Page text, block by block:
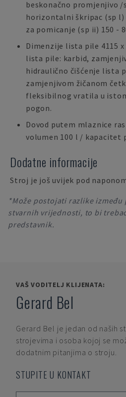
beskonačno promjenjivo /
horizontalni škripac (sp l)
za pomicanje (sp ii) 150 -
Dimenzije lista pile 4115
lista pile: karbid,
hidraulično čišćenje lista
zamjenjivom žičanom
fleksibilnog vratila u
pogon.
Dovod putem mlaznice
volumen 100 l / kapacitet
Dodatne informacije
Stroj je još uvijek pod
*Može postojati razlike
stvarnih vrijednosti, to bi
predstavnik.
VAŠ VODITELJ KLIJENATA:
Gerard Bel
Gerard Bel je jedan od naših
strojevima i osoba kojoj se
dodatnim pitanjima o stroju.
STUPITE U KONTAKT